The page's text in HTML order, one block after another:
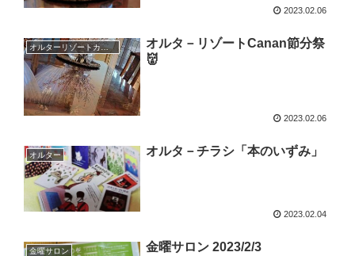
2023.02.06
オルターリゾートカナン
オルタ－リゾートCanan節分祭
👹
2023.02.06
オルター オルタ－チラシ「本のいずみ」
2023.02.04
金曜サロン 金曜サロン 2023/2/3